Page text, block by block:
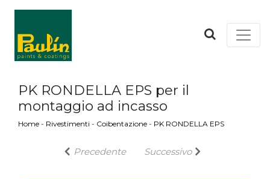
PK RONDELLA EPS per il
montaggio ad incasso
Home - Rivestimenti - Coibentazione - PK RONDELLA EPS
Precedente Successivo